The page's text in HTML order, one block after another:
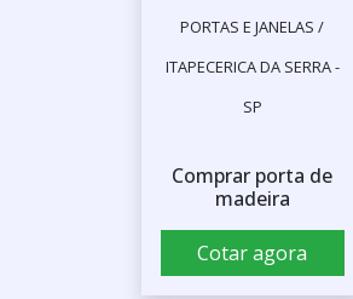
PORTAS E JANELAS /
ITAPECERICA DA SERRA -
SP
Comprar porta de
madeira
Cotar agora